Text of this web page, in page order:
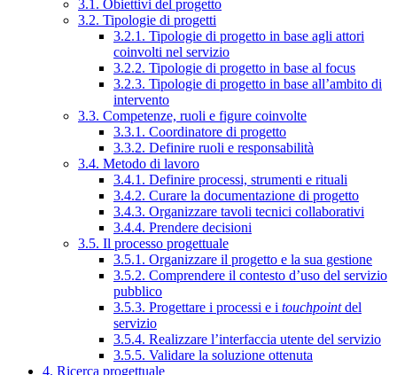
3.1. Obiettivi del progetto
3.2. Tipologie di progetti
3.2.1. Tipologie di progetto in base agli attori
coinvolti nel servizio
3.2.2. Tipologie di progetto in base al focus
3.2.3. Tipologie di progetto in base all’ambito di
intervento
3.3. Competenze, ruoli e figure coinvolte
3.3.1. Coordinatore di progetto
3.3.2. Definire ruoli e responsabilità
3.4. Metodo di lavoro
3.4.1. Definire processi, strumenti e rituali
3.4.2. Curare la documentazione di progetto
3.4.3. Organizzare tavoli tecnici collaborativi
3.4.4. Prendere decisioni
3.5. Il processo progettuale
3.5.1. Organizzare il progetto e la sua gestione
3.5.2. Comprendere il contesto d’uso del servizio
pubblico
3.5.3. Progettare i processi e i touchpointdel
servizio
3.5.4. Realizzare l’interfaccia utente del servizio
3.5.5. Validare la soluzione ottenuta
4. Ricerca progettuale